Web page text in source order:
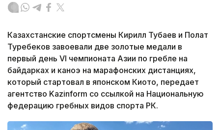
Казахстанские спортсмены Кирилл Тубаев и Полат
Туребеков завоевали две золотые медали в
первый день VI чемпионата Азии по гребле на
байдарках и каноэ на марафонских дистанциях,
который стартовал в японском Киото, передает
агентство Kazinform со ссылкой на Национальную
федерацию гребных видов спорта РК.